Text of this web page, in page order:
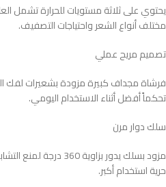
يحتوي على ثلاثة مستويات للحرارة تشمل
مختلف أنواع الشعر واحتياجات التصفيف.
تصميم مريح عملي
فرشاة مجداف كبيرة مزودة بشعيرات لفك
تحكماً أفضل أثناء الاستخدام اليومي.
سلك دوار مرن
مزود بسلك يدور
حرية استخدام أكبر.